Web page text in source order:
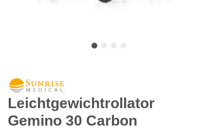
Leichtgewichtrollator
Gemino 30 Carbon